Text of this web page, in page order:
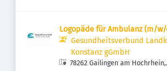
Logopäde für Ambulanz (m/
Gesundheitsverbund
Konstanz gGmbH
78262 Gailingen am Hochrhein,